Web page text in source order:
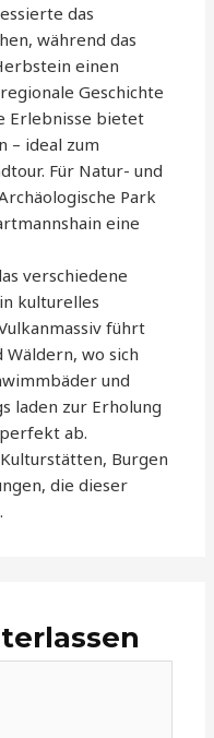
das
während das
einen
Geschichte
Erlebnisse bietet
– ideal zum
Für Natur- und
Park
eine
verschiedene
kulturelles
führt
wo sich
und
laden zur Erholung
ab.
Burgen
die dieser